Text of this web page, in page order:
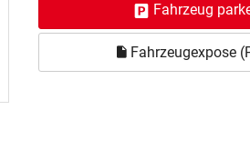
Fahrzeug
Fahrzeugexpose